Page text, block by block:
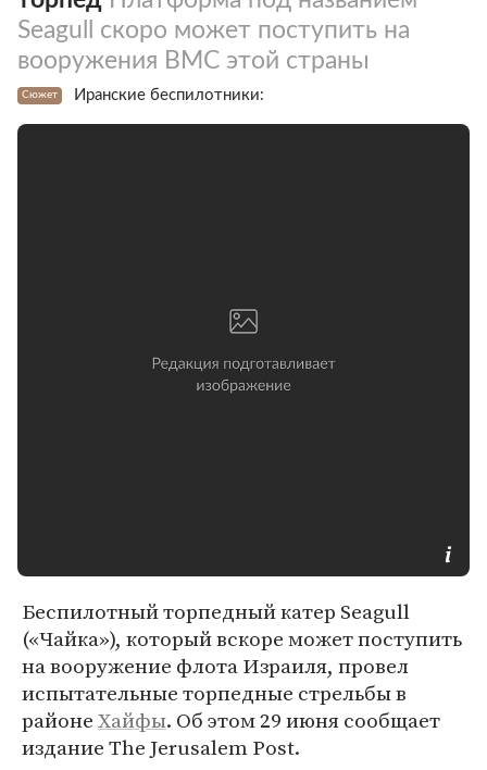
Seagull скоро может поступить на
вооружения ВМС этой страны
Сюжет Иранские беспилотники:
Беспилотный торпедный катер Seagull
(«Чайка»), который вскоре может поступить
на вооружение флота Израиля, провел
испытательные торпедные стрельбы в
районеХайфы. Об этом 29 июня сообщает
издание The Jerusalem Post.